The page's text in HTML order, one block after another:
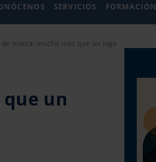
SERVICIOS FORMACIÓN
de marca: mucho más que un logo
un